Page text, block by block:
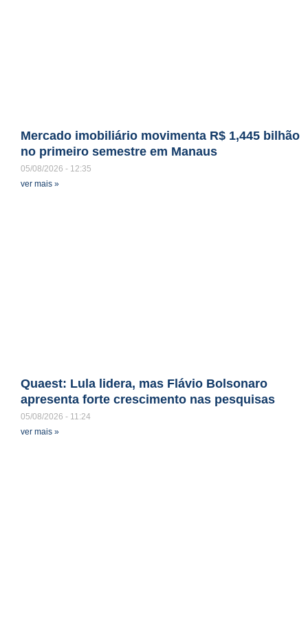
Mercado imobiliário movimenta R$ 1,445 bilhão
no primeiro semestre em Manaus
05/08/2026
12:35
ver mais »
Quaest: Lula lidera, mas Flávio Bolsonaro
apresenta forte crescimento nas pesquisas
05/08/2026
11:24
ver mais »